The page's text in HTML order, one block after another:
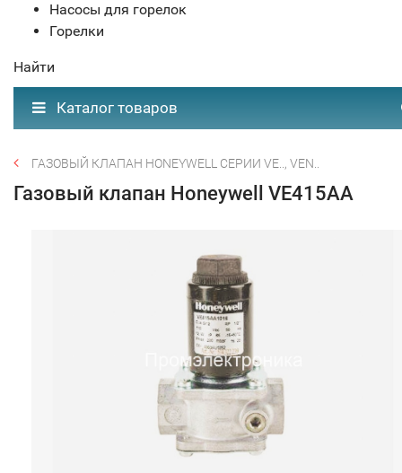
Насосы для горелок
Горелки
Найти
Каталог товаров
ГАЗОВЫЙ КЛАПАН HONEYWELL СЕРИИ VE.., VEN..
Газовый клапан Honeywell VE415AA